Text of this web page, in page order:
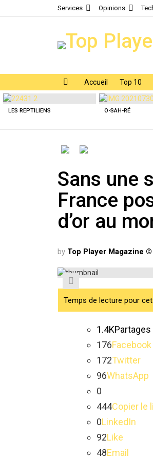
Services Opinions
Menu
Accueil Top 10
Latest
stories
LES REPTILIENS
O-SAH-RÉ
Sans une
France
d’or au
by Top Player Magazine ©
1.4KPartages
176Facebook
172Twitter
96WhatsApp
0
444Copier le
0LinkedIn
92Like
48Email